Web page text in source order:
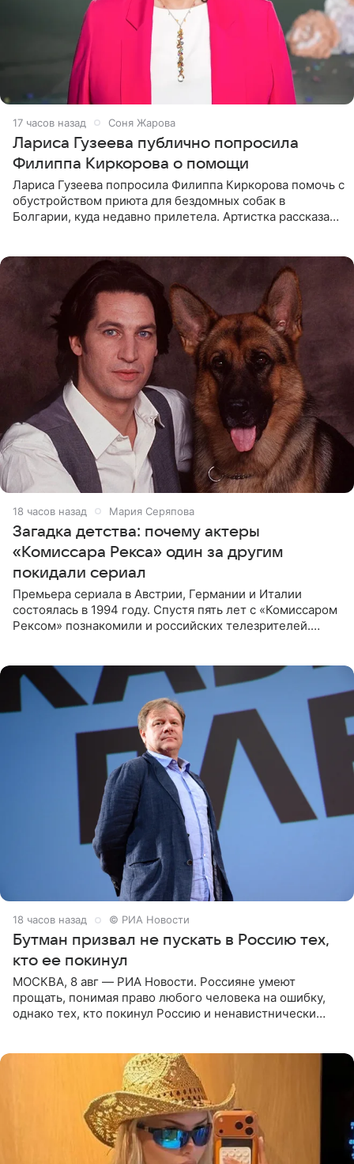
17 часов назад Соня Жарова
Лариса Гузеева публично попросила
Филиппа Киркорова о помощи
Лариса Гузеева попросила Филиппа Киркорова помочь с
обустройством приюта для бездомных собак в
Болгарии, куда недавно прилетела. Артистка рассказала
18 часов назад Мария Серяпова
Загадка детства: почему актеры
«Комиссара Рекса» один за другим
покидали сериал
Премьера сериала в Австрии, Германии и Италии
состоялась в 1994 году. Спустя пять лет с «Комиссаром
Рексом» познакомили и российских телезрителей.
18 часов назад © РИА Новости
Бутман призвал не пускать в Россию тех,
кто ее покинул
МОСКВА, 8 авг — РИА Новости. Россияне умеют
прощать, понимая право любого человека на ошибку,
однако тех, кто покинул Россию и ненавистнически